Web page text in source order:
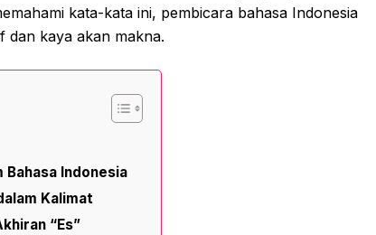
kata-kata ini, pembicara bahasa Indonesia
dan kaya akan makna.
Bahasa Indonesia
Kalimat
“Es”